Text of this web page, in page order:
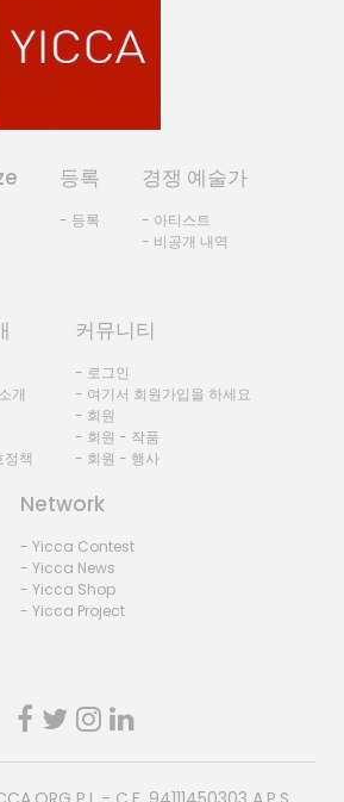
등록
- 등록
경쟁 예술가
- 아티스트
- 비공개 내역
개
책
커뮤니티
- 로그인
- 여기서 회원가입을 하세요
- 회원
- 회원 - 작품
- 회원 - 행사
Network
- Yicca Contest
- Yicca News
- Yicca Shop
- Yicca Project